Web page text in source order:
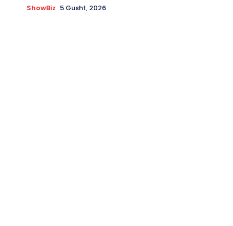
ShowBiz 5 Gusht, 2026